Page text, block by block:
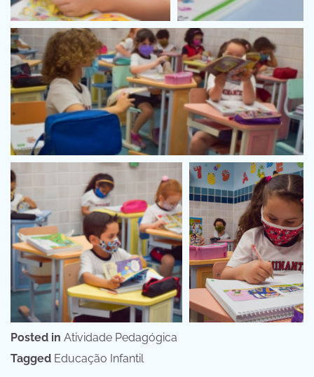
Posted in Atividade Pedagógica
Tagged Educação Infantil